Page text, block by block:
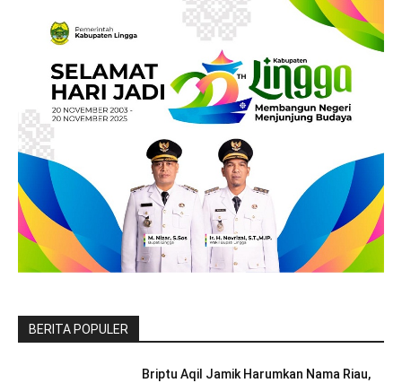
BERITA POPULER
Briptu Aqil Jamik Harumkan Nama Riau,